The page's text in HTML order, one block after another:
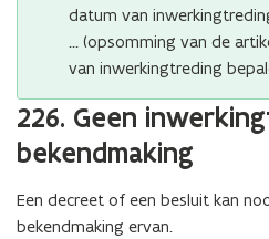
datum van
… (opsomming van de
van inwerkingtreding
226. Geen
bekendmaking
Een decreet of een besluit kan
bekendmaking ervan.